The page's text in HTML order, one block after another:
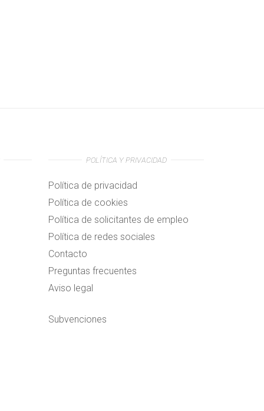
POLÍTICA Y PRIVACIDAD
Política de privacidad
Política de cookies
Política de solicitantes de empleo
Política de redes sociales
Contacto
Preguntas frecuentes
Aviso legal
Subvenciones